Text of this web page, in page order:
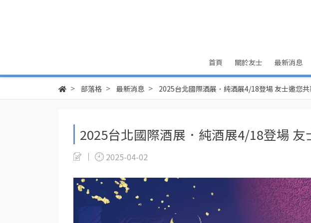
首頁 關於友士 最新消息
部落格 最新消息 2025台北國際酒展．純酒展4/18登場 友士邀您
2025台北國際酒展．純酒展4/18登場 友
2025-04-02